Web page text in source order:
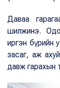
Даваа
шилжинэ.
иргэн бүрийн
засаг, аж
давж гарахын